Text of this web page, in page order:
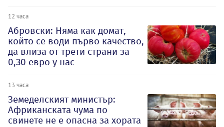
12 часа
Абровски: Няма как домат,
който се води първо качество,
да влиза от трети страни за
0,30 евро у нас
13 часа
Земеделският министър:
Африканската чума по
свинете не е опасна за хората